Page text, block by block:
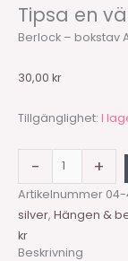
Tipsa en
Berlock – bokstav
30,00 kr
Tillgänglighet: I
- +
Artikelnummer
silver, Hängen &
kr
Beskrivning